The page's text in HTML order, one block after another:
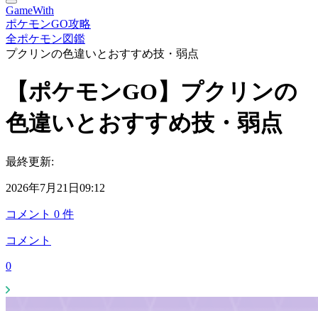
GameWith
ポケモンGO攻略
全ポケモン図鑑
プクリンの色違いとおすすめ技・弱点
【ポケモンGO】プクリンの
色違いとおすすめ技・弱点
最終更新:
2026年7月21日09:12
コメント 0 件
コメント
0